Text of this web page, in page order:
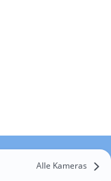
Alle Kameras